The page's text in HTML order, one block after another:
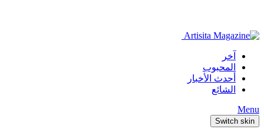
آخر
المحبوب
أحدث الأخبار
الشائع
Menu
Switch skin